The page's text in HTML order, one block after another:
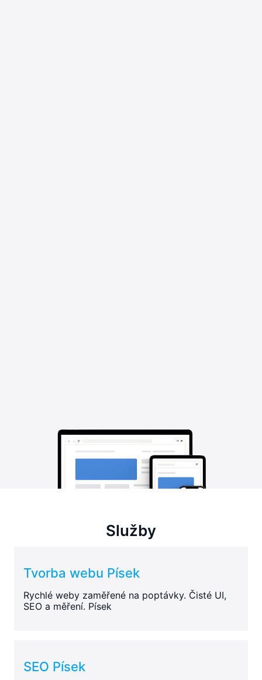
Služby
Tvorba webu Písek
Rychlé weby zaměřené na poptávky. Čisté UI,
SEO a měření. Písek
SEO Písek